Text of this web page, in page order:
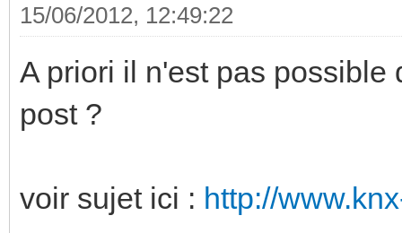
15/06/2012, 12:49:22
A priori il n'est pas
post ?
voir sujet ici : http://